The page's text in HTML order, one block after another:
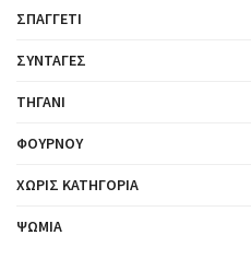
ΣΠΑΓΓΈΤΙ
ΣΥΝΤΑΓΈΣ
ΤΗΓΆΝΙ
ΦΟΎΡΝΟΥ
ΧΩΡΊΣ ΚΑΤΗΓΟΡΊΑ
ΨΩΜΙΆ